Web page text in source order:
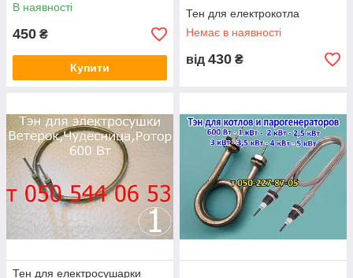
В наявності
450 ₴
Купити
Тен для електрокотла
Немає в наявності
від 430 ₴
Тен для електросушарки